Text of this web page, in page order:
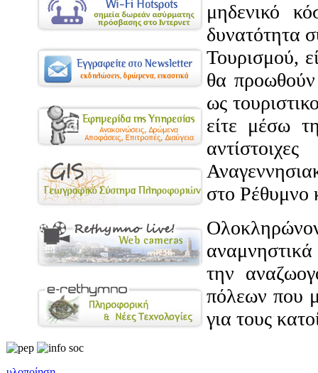
μηδενικό
δυνατότητα
Τουρισμού,
θα
ως
είτε μέσω
στο Ρέθυμνο
την
πόλεων που
για τους